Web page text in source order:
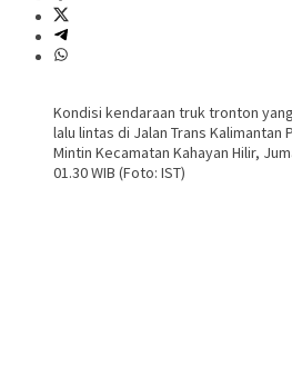
Kondisi kendaraan truk tronton
lalu lintas di Jalan Trans Kalimantan
Mintin Kecamatan Kahayan Hilir,
01.30 WIB (Foto: IST)